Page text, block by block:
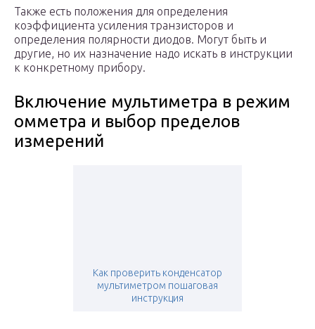
Также есть положения для определения
коэффициента усиления транзисторов и
определения полярности диодов. Могут быть и
другие, но их назначение надо искать в инструкции
к конкретному прибору.
Включение мультиметра в режим
омметра и выбор пределов
измерений
Как проверить конденсатор
мультиметром пошаговая
инструкция